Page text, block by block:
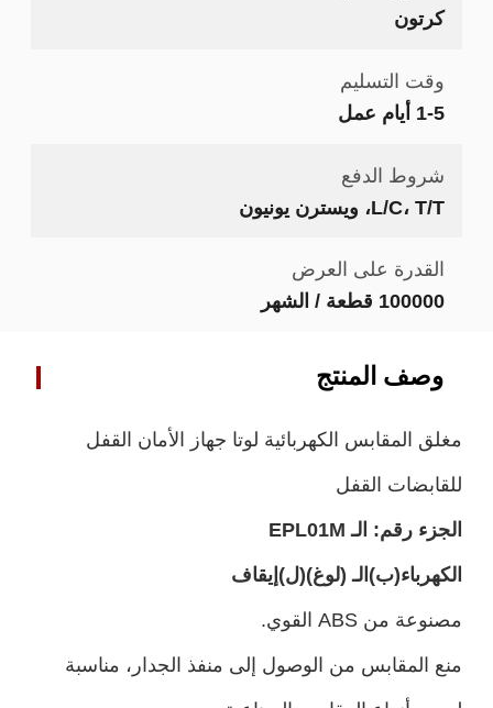
كرتون
وقت التسليم
1-5 أيام عمل
شروط الدفع
L/C، T/T، ويسترن يونيون
القدرة على العرض
100000 قطعة / الشهر
وصف المنتج
مغلق المقابس الكهربائية لوتا جهاز الأمان القفل
للقابضات القفل
الجزء رقم: الـ EPL 01M
الكهرباء(ب) الـ (لوغ)(ل) إيقاف
مصنوعة من ABS القوي.
منع المقابس من الوصول إلى منفذ الجدار، مناسبة